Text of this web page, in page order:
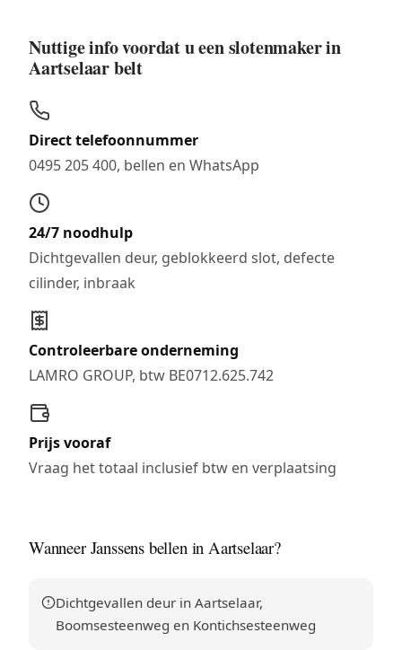
Nuttige info voordat u een slotenmaker in
Aartselaar belt
Direct telefoonnummer
0495 205 400, bellen en WhatsApp
24/7 noodhulp
Dichtgevallen deur, geblokkeerd slot, defecte
cilinder, inbraak
Controleerbare onderneming
LAMRO GROUP, btw BE0712.625.742
Prijs vooraf
Vraag het totaal inclusief btw en verplaatsing
Wanneer Janssens bellen in Aartselaar?
Dichtgevallen deur in Aartselaar,
Boomsesteenweg en Kontichsesteenweg